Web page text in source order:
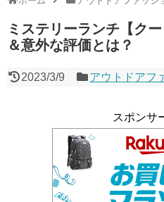
ミステリーランチ【ク
＆意外な評価とは？
2023/3/9 アウトドアフ
スポンサ